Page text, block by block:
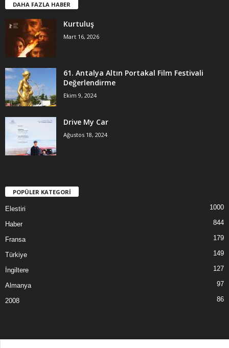
DAHA FAZLA HABER
Kurtuluş
Mart 16, 2026
61. Antalya Altın Portakal Film Festivali
Değerlendirme
Ekim 9, 2024
Drive My Car
Ağustos 18, 2024
POPÜLER KATEGORİ
Elestiri 1000
Haber 844
Fransa 179
Türkiye 149
İngiltere 127
Almanya 97
2008 86